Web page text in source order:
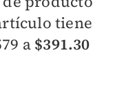
tiene
a$391.30